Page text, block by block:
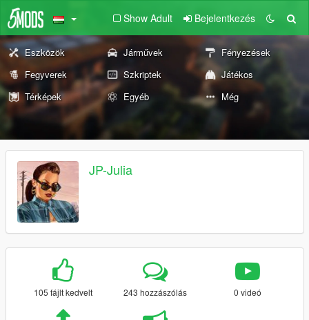
Show Adult Bejelentkezés
Eszközök Járművek
Fényezések
Fegyverek
Szkriptek
Játékos
Térképek
Egyéb Még
JP-Julia
105 fájlt kedvelt 243 hozzászólás 0 videó